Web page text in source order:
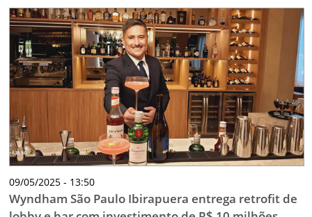
09/05/2025 - 13:50
Wyndham São Paulo Ibirapuera entrega retrofit de